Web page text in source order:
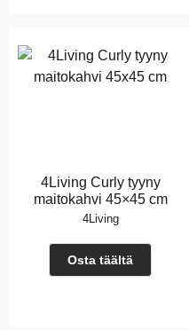
4Living Curly tyyny
maitokahvi 45×45 cm
4Living
Osta täältä